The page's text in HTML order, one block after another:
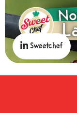
Sweetchef